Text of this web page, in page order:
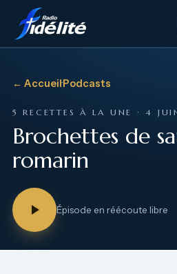
← Accueil·Podcasts
5 RECETTES À LA UNE · 4
Brochettes de
romarin
Épisode en réécoute libre